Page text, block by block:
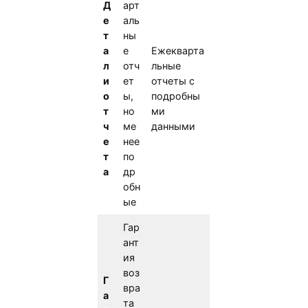
Д
е
т
а
л
и
о
т
ч
е
т
а
арт
аль
ны
е
отч
ет
ы,
но
ме
нее
по
др
обн
ые
Ежекварта
льные
отчеты с
подробны
ми
данными
Г
а
Гар
ант
ия
воз
вра
та